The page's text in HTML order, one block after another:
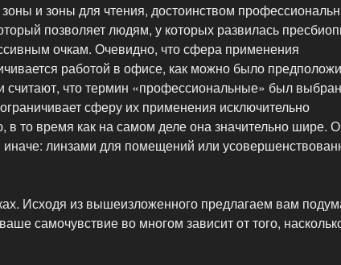
и зоны для чтения, достоинством
позволяет людям, у которых развилась
очкам. Очевидно, что сфера применения
работой в офисе, как можно было
считают, что термин «профессиональные» был
сферу их применения исключительно
в то время как на самом деле она значительно шире.
иначе: линзами для помещений или
Исходя из вышеизложенного предлагаем вам
самочувствие во многом зависит от того,